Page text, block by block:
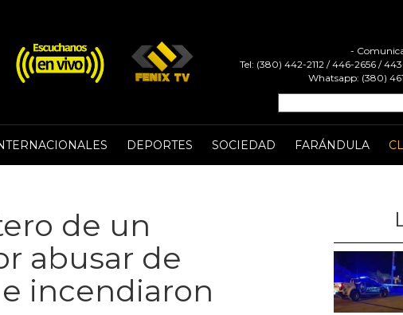
-
Tel: (380) 442-2112 / 446-2656 /
Whatsapp: (380)
DEPORTES SOCIEDAD FARÁNDULA
de un
abusar de
incendiaron